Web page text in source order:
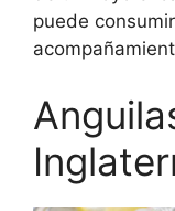
puede